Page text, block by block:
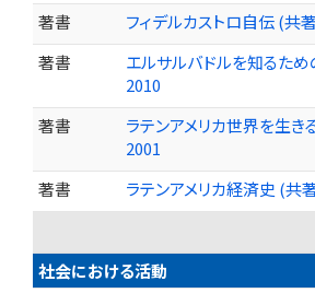
著書
フィデルカストロ自伝 (共
著書
エルサルバドルを知るた
2010
著書
ラテンアメリカ世界を生
2001
著書
ラテンアメリカ経済史 (共
社会における活動